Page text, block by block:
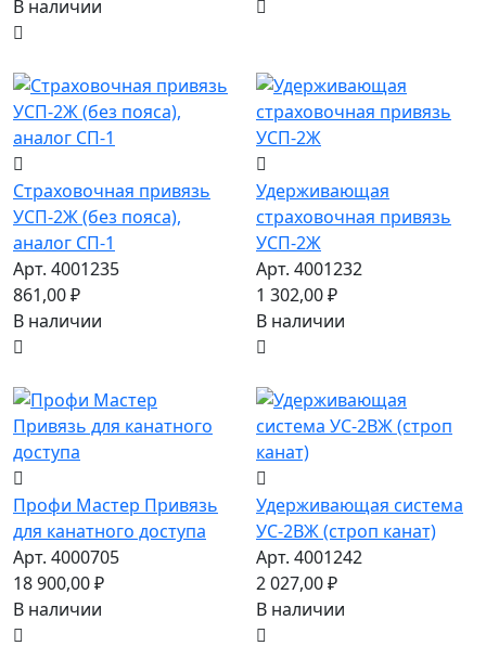
В наличии
Страховочная привязь
УСП-2Ж (без пояса),
аналог СП-1
Арт. 4001235
861,00 ₽
В наличии
Удерживающая
страховочная привязь
УСП-2Ж
Арт. 4001232
1 302,00 ₽
В наличии
Профи Мастер Привязь
для канатного доступа
Арт. 4000705
18 900,00 ₽
В наличии
Удерживающая система
УС-2ВЖ (строп канат)
Арт. 4001242
2 027,00 ₽
В наличии